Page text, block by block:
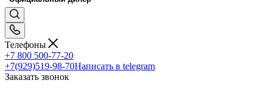
Телефоны
+7 800 500-77-20
+7(929)519-98-70Написать в telegram
Заказать звонок